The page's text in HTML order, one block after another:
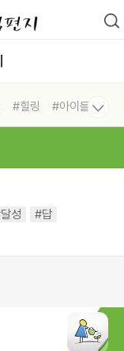
#힐링
#아이들
성 #답